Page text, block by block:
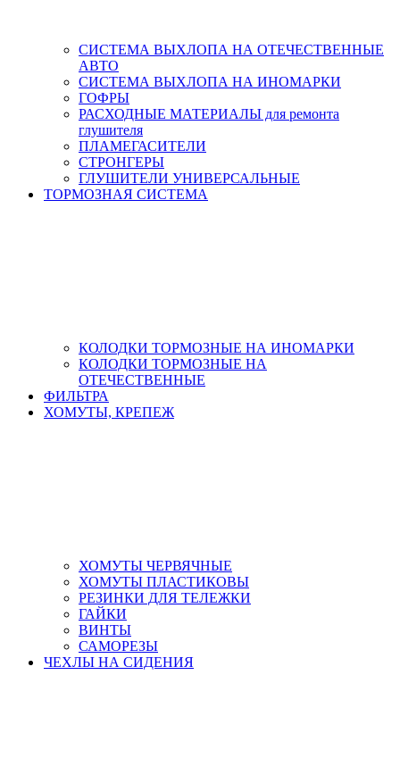
СИСТЕМА ВЫХЛОПА НА ОТЕЧЕСТВЕННЫЕ
АВТО
СИСТЕМА ВЫХЛОПА НА ИНОМАРКИ
ГОФРЫ
РАСХОДНЫЕ МАТЕРИАЛЫ для ремонта
глушителя
ПЛАМЕГАСИТЕЛИ
СТРОНГЕРЫ
ГЛУШИТЕЛИ УНИВЕРСАЛЬНЫЕ
ТОРМОЗНАЯ СИСТЕМА
КОЛОДКИ ТОРМОЗНЫЕ НА ИНОМАРКИ
КОЛОДКИ ТОРМОЗНЫЕ НА
ОТЕЧЕСТВЕННЫЕ
ФИЛЬТРА
ХОМУТЫ, КРЕПЕЖ
ХОМУТЫ ЧЕРВЯЧНЫЕ
ХОМУТЫ ПЛАСТИКОВЫ
РЕЗИНКИ ДЛЯ ТЕЛЕЖКИ
ГАЙКИ
ВИНТЫ
САМОРЕЗЫ
ЧЕХЛЫ НА СИДЕНИЯ